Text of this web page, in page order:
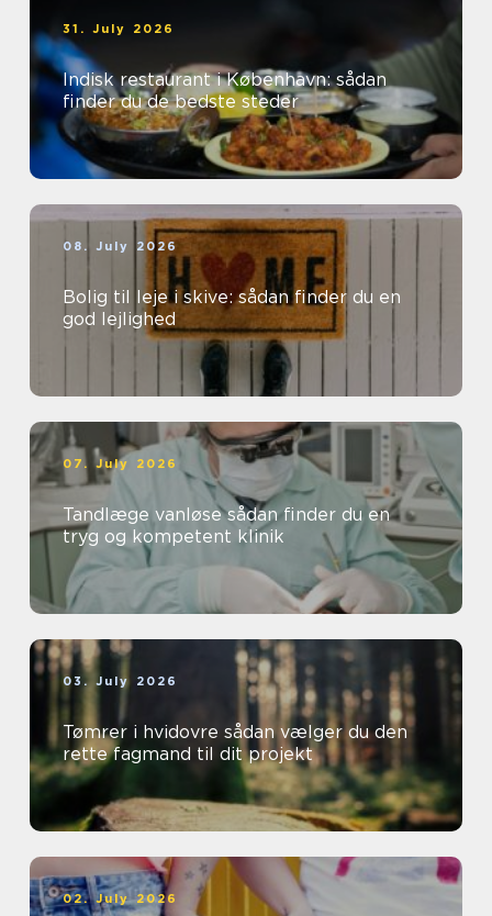
31. July 2026
Indisk restaurant i København: sådan
finder du de bedste steder
08. July 2026
Bolig til leje i skive: sådan finder du en
god lejlighed
07. July 2026
Tandlæge vanløse sådan finder du en
tryg og kompetent klinik
03. July 2026
Tømrer i hvidovre sådan vælger du den
rette fagmand til dit projekt
02. July 2026